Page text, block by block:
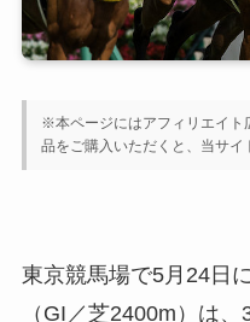
※本ページにはアフィリエイト
品をご購入いただくと、当サ
東京競馬場で5月24日
（GI／芝2400m）は